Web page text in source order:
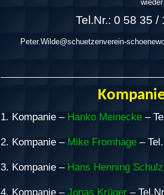
Tel.Nr.: 0 58 35 /
Peter.Wilde@schuetzenverein-
1. Kompanie – Hanko Meinecke –
2. Kompanie – Mike Fromhage –
3. Kompanie – Hans Henning
4. Kompanie – Jonas Krüger –